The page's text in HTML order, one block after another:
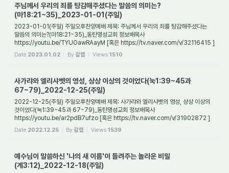
주님께서 우리의 죄를 탕감해주셨다는 말씀의 의미는?
(마18:21~35)_2023-01-01(주일)
2023-01-01(주일) 주일오후찬양예배 제목: 주님께서 우리의 죄를 탕감해주셨다는
말씀의 의미는?(마18:21~35)_동탄명성교회 정보배목사
https://youtu.be/TYUOawRAayM [혹은 https://tv.naver.com/v/32116415 ]
1. 들어가며 예수님을 믿게 되면 그전에 지었던 ...
Date 2023.01.02 By갈렙 Views 1510
사가랴와 엘리샤벳의 영성, 상상 이상의 것이었다(눅1:39~45과
67~79)_2022-12-25(주일)
2022-12-25(주일) 주일오후찬양예배 제목: 사가랴와 엘리샤벳의 영성, 상상 이상의
것이었다(눅1:39~45과 67~79)_동탄명성교회 정보배목사
https://youtu.be/ar2pdB7ufzo [혹은 https://tv.naver.com/v/31902872 ]
1. 들어가며 우리는 사가랴와 엘리샤벳을 떠...
Date 2022.12.25 By갈렙 Views 1539
예수님이 말씀하신 '나의 새 이름'이 들려주는 놀라운 비밀
(계3:12)_2022-12-18(주일)